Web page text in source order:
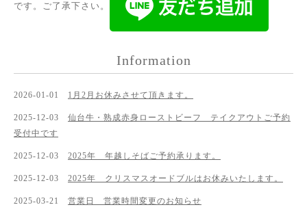
です。ご了承下さい。
Information
2026-01-01 1月2月お休みさせて頂きます。
2025-12-03
仙台牛・熟成赤身ローストビーフ テイクアウトご予約
受付中です
2025-12-03 2025年 年越しそばご予約承ります。
2025-12-03 2025年 クリスマスオードブルはお休みいたします。
2025-03-21 営業日 営業時間変更のお知らせ